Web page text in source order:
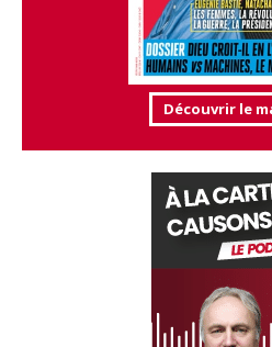
Découvrir le